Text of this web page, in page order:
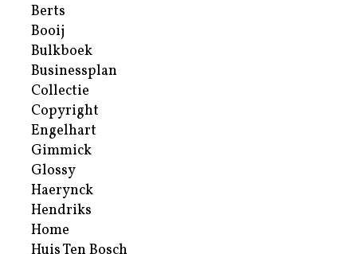
Berts
Booij
Bulkboek
Businessplan
Collectie
Copyright
Engelhart
Gimmick
Glossy
Haerynck
Hendriks
Home